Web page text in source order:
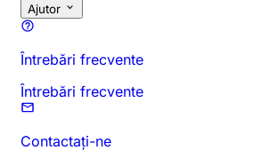
Ajutor
Întrebări frecvente
Întrebări frecvente
Contactați-ne